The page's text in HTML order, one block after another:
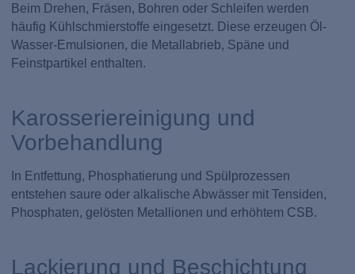
Beim Drehen, Fräsen, Bohren oder Schleifen werden
häufig Kühlschmierstoffe eingesetzt. Diese erzeugen Öl-
Wasser-Emulsionen, die Metallabrieb, Späne und
Feinstpartikel enthalten.
Karosseriereinigung und
Vorbehandlung
In Entfettung, Phosphatierung und Spülprozessen
entstehen saure oder alkalische Abwässer mit Tensiden,
Phosphaten, gelösten Metallionen und erhöhtem CSB.
Lackierung und Beschichtung